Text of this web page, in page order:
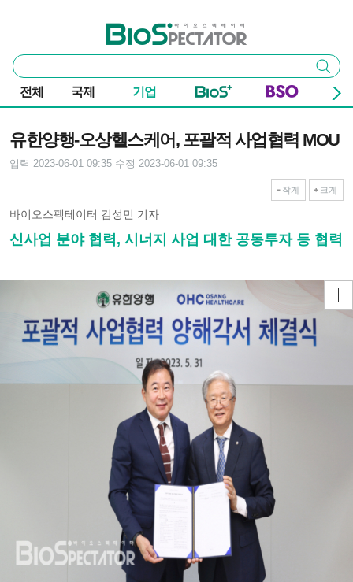
바이오스펙테이터
통
합
검
색
검색
전체 국제 기업
유한양행-오상헬스케어, 포괄적 사업협력 MOU
입력 2023-06-01 09:35 수정 2023-06-01 09:35
작게 크게
바이오스펙테이터 김성민 기자
신사업 분야 협력, 시너지 사업 대한 공동투자 등 협력